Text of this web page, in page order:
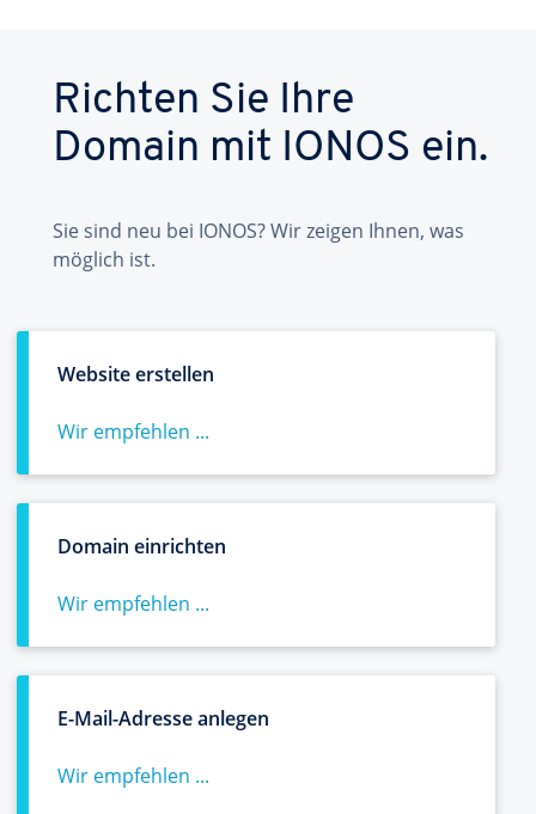
Richten Sie Ihre
Domain mit IONOS ein.
Sie sind neu bei IONOS? Wir zeigen Ihnen, was
möglich ist.
Website erstellen
Wir empfehlen ...
Domain einrichten
Wir empfehlen ...
E-Mail-Adresse anlegen
Wir empfehlen ...